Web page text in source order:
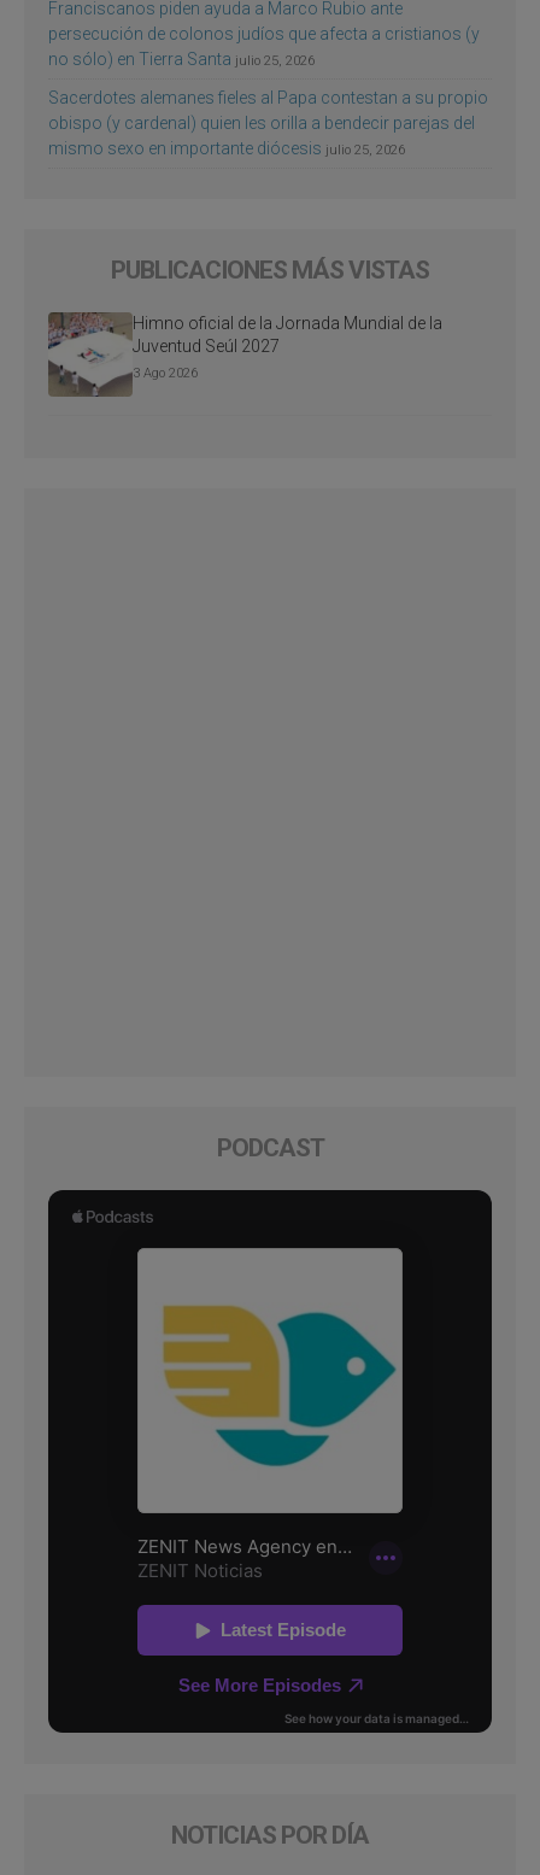
Franciscanos piden ayuda a Marco Rubio ante
persecución de colonos judíos que afecta a cristianos (y
no sólo) en Tierra Santa julio 25, 2026
Sacerdotes alemanes fieles al Papa contestan a su propio
obispo (y cardenal) quien les orilla a bendecir parejas del
mismo sexo en importante diócesis julio 25, 2026
PUBLICACIONES MÁS VISTAS
Himno oficial de la Jornada Mundial de la
Juventud Seúl 2027
3 Ago 2026
PODCAST
NOTICIAS POR DÍA